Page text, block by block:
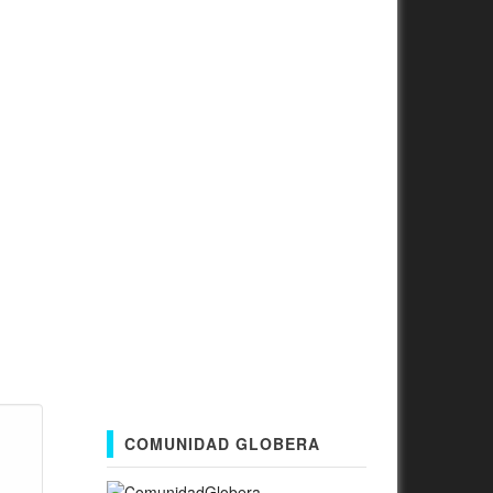
COMUNIDAD GLOBERA